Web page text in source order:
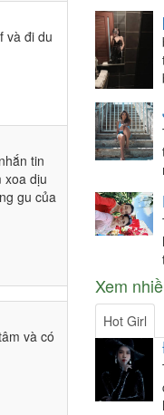
Đại Dương
Xuân hạ
-
tran anh
-
Toan-
Ny-Chat
Nam-
Tuấn-
HH-Chat
Mina-
hunter.l
Chat
PQ-Chat
mango-
NQH-
NCHa-
Anh-
và đi du
tin
xoa dịu
gu của
và có
Xem
Hot Girl